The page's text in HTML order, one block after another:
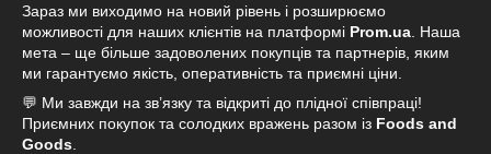
Зараз ми виходимо на новий рівень і розширюємо
можливості для наших клієнтів на платформі Prom.ua . Наша
мета – ще більше задоволених покупців та партнерів, яким
ми гарантуємо якість, оперативність та приємні ціни.
💬 Ми завжди на зв’язку та відкриті до плідної співпраці!
Приємних покупок та солодких вражень разом із Foods and
Goods